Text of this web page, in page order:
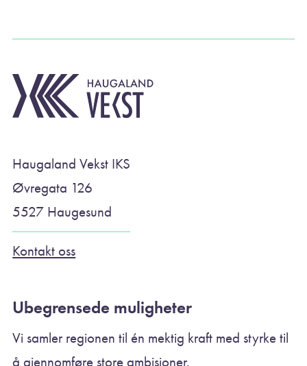
Haugaland Vekst IKS
Øvregata 126
5527 Haugesund
Kontakt oss
Ubegrensede muligheter
Vi samler regionen til én mektig kraft med styrke til
å gjennomføre store ambisjoner.